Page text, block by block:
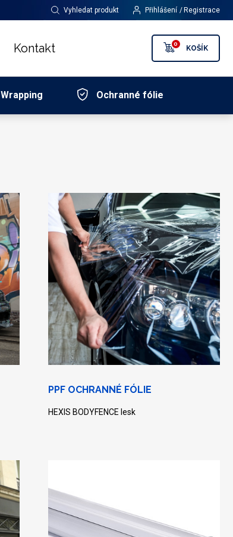
Vyhledat produkt Přihlášení Registrace
Kontakt 0 KOŠÍK
Wrapping Ochranné fólie
PPF OCHRANNÉ FÓLIE
HEXIS BODYFENCE lesk